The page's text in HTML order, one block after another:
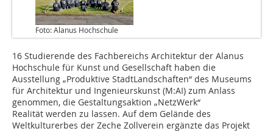
Foto: Alanus Hochschule
16 Studierende des Fachbereichs Architektur der Alanus
Hochschule für Kunst und Gesellschaft haben die
Ausstellung „Produktive StadtLandschaften“ des Museums
für Architektur und Ingenieurskunst (M:AI) zum Anlass
genommen, die Gestaltungsaktion „NetzWerk“
Realität werden zu lassen. Auf dem Gelände des
Weltkulturerbes der Zeche Zollverein ergänzte das Projekt